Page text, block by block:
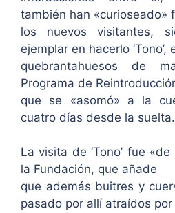
también han «curioseado»
los nuevos visitantes,
ejemplar en hacerlo ‘Tono’,
quebrantahuesos de
Programa de
que se «asomó» a la
cuatro días desde la suelta.
La visita de ‘Tono’ fue
la Fundación, que añade
que además buitres y
pasado por allí atraídos por